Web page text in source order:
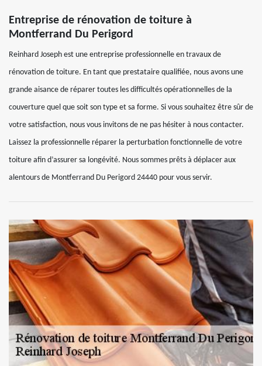
Entreprise de rénovation de toiture à
Montferrand Du Perigord
Reinhard Joseph est une entreprise professionnelle en travaux de
rénovation de toiture. En tant que prestataire qualifiée, nous avons une
grande aisance de réparer toutes les difficultés opérationnelles de la
couverture quel que soit son type et sa forme. Si vous souhaitez être sûr de
votre satisfaction, nous vous invitons de ne pas hésiter à nous contacter.
Laissez la professionnelle réparer la perturbation fonctionnelle de votre
toiture afin d’assurer sa longévité. Nous sommes prêts à déplacer aux
alentours de Montferrand Du Perigord 24440 pour vous servir.